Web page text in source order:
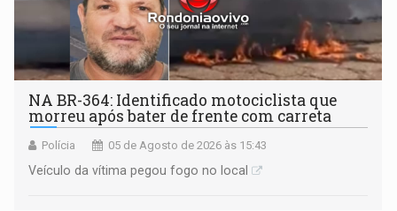
NA BR-364: Identificado motociclista que
morreu após bater de frente com carreta
Polícia 05 de Agosto de 2026 às 15:43
Veículo da vítima pegou fogo no local